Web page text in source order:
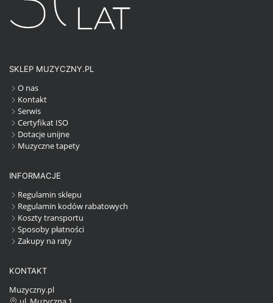
SKLEP MUZYCZNY.PL
O nas
Kontakt
Serwis
Certyfikat ISO
Dotacje unijne
Muzyczne tapety
INFORMACJE
Regulamin sklepu
Regulamin kodów rabatowych
Koszty transportu
Sposoby płatności
Zakupy na raty
KONTAKT
Muzyczny.pl